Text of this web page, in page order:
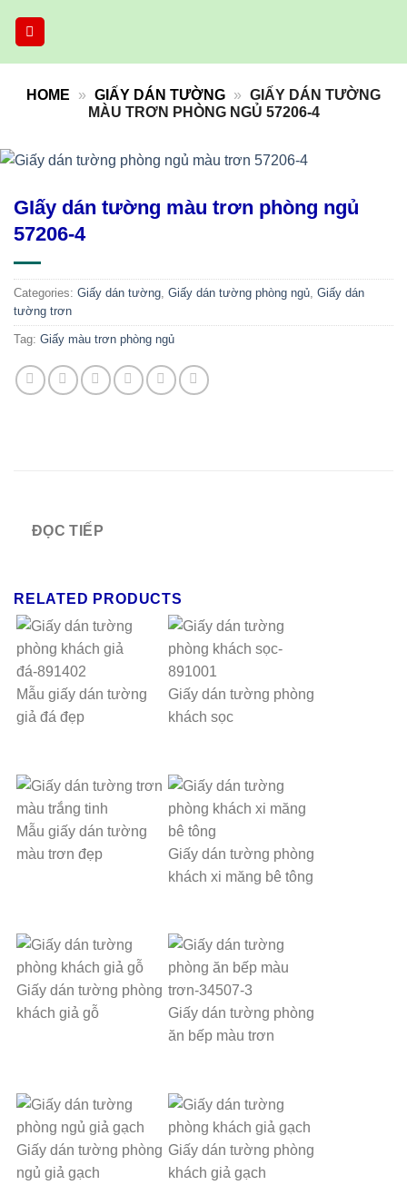
HOME » GIẤY DÁN TƯỜNG » GIẤY DÁN TƯỜNG
MÀU TRƠN PHÒNG NGỦ 57206-4
GIấy dán tường màu trơn phòng ngủ
57206-4
Categories: Giấy dán tường, Giấy dán tường phòng ngủ, Giấy dán
tường trơn
Tag: Giấy màu trơn phòng ngủ
ĐỌC TIẾP
RELATED PRODUCTS
Mẫu giấy dán tường
giả đá đẹp
Giấy dán tường phòng
khách sọc
Mẫu giấy dán tường
màu trơn đẹp
Giấy dán tường phòng
khách xi măng bê tông
Giấy dán tường phòng
khách giả gỗ
Giấy dán tường phòng
ăn bếp màu trơn
Giấy dán tường phòng
ngủ giả gạch
Giấy dán tường phòng
khách giả gạch